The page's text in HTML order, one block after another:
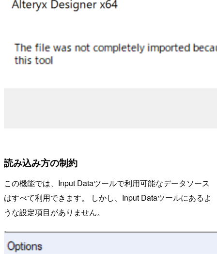
読み込み方の制約
この機能では、Input Dataツールで利用可能なデータソース
はすべて利用できます。 しかし、Input Dataツールにあるよ
うな設定項目がありません。